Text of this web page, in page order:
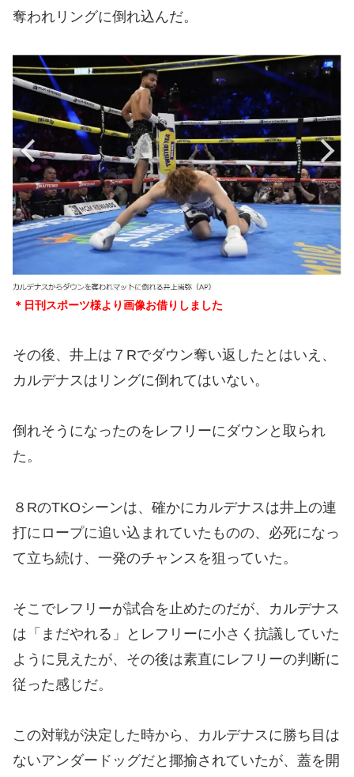
奪われリングに倒れ込んだ。
＊日刊スポーツ様より画像お借りしました
その後、井上は７Rでダウン奪い返したとはいえ、
カルデナスはリングに倒れてはいない。
倒れそうになったのをレフリーにダウンと取られ
た。
８RのTKOシーンは、確かにカルデナスは井上の連
打にロープに追い込まれていたものの、必死になっ
て立ち続け、一発のチャンスを狙っていた。
そこでレフリーが試合を止めたのだが、カルデナス
は「まだやれる」とレフリーに小さく抗議していた
ように見えたが、その後は素直にレフリーの判断に
従った感じだ。
この対戦が決定した時から、カルデナスに勝ち目は
ないアンダードッグだと揶揄されていたが、蓋を開